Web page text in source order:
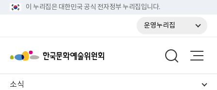
이 누리집은 대한민국 공식 전자정부 누리집입니다.
운영누리집
소식